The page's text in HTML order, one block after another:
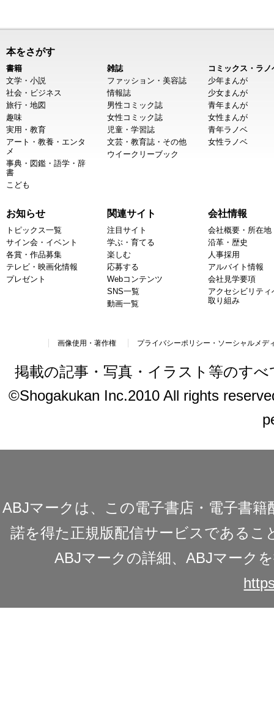
本をさがす
書籍
文学・小説
社会・ビジネス
旅行・地図
趣味
実用・教育
アート・教養・エンタ
メ
事典・図鑑・語学・辞
書
こども
雑誌
ファッション・美容誌
情報誌
男性コミック誌
女性コミック誌
児童・学習誌
文芸・教育誌・その他
ウイークリーブック
コミックス・ラノ
少年まんが
少女まんが
青年まんが
女性まんが
青年ラノベ
女性ラノベ
お知らせ
トピックス一覧
サイン会・イベント
各賞・作品募集
テレビ・映画化情報
プレゼント
関連サイト
注目サイト
学ぶ・育てる
楽しむ
応募する
Webコンテンツ
SNS一覧
動画一覧
会社情報
会社概要・所在地
沿革・歴史
人事採用
アルバイト情報
会社見学要項
アクセシビリティ
取り組み
画像使用・著作権 プライバシーポリシー・ソーシャルメデ
掲載の記事・写真・イラスト等のす
©Shogakukan Inc.2010 All rights
ABJマークは、この電子書店・電子書
諾を得た正規版配信サービスであるこ
ABJマークの詳細、ABJマーク